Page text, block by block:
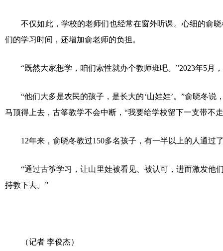
不仅如此，学校的老师们也经常在窗外听课。心细的俞晓
们的学习时间，还增加俞老师的负担。
“既然大家想学，咱们索性就办个教师班吧。”2023年5月
“他们大多是农民的孩子，是长大的‘山娃娃’。”俞晓冬说
马顶得上去，古筝教学不会中断，“我要给学校留下一支带不
12年来，俞晓冬教过150多名孩子，有一半以上的人通过
“通过古筝学习，让山里娃被看见、被认可，进而激发他
持教下去。”
（记者 李俊杰）